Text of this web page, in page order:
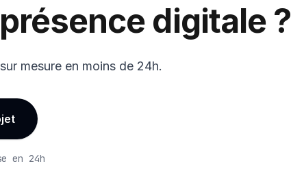
présence digitale ?
mesure en moins de 24h.
en 24h